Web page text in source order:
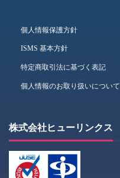
個人情報保護方針
ISMS 基本方針
特定商取引法に基づく表記
個人情報のお取り扱いについて
株式会社ヒューリンクス